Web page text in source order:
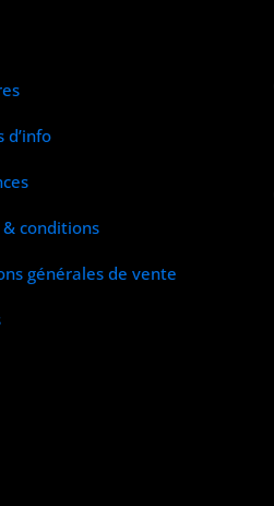
d’info
conditions
générales de vente